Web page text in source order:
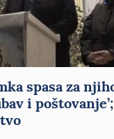
spasa za
i